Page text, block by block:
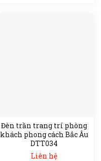
Đèn trần trang trí phòng
khách phong cách Bắc Âu
DTT034
Liên hệ